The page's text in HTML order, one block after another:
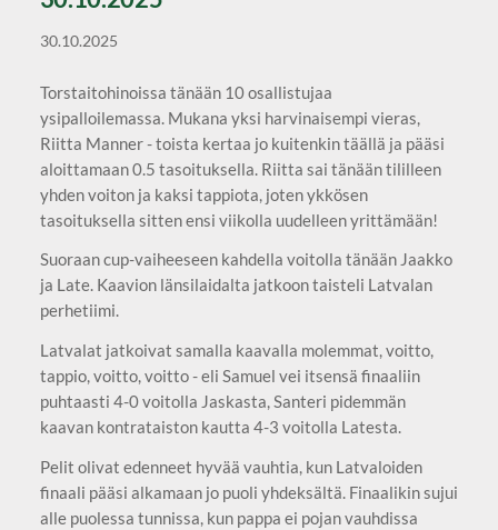
30.10.2025
Torstaitohinoissa tänään 10 osallistujaa
ysipalloilemassa. Mukana yksi harvinaisempi vieras,
Riitta Manner - toista kertaa jo kuitenkin täällä ja pääsi
aloittamaan 0.5 tasoituksella. Riitta sai tänään tililleen
yhden voiton ja kaksi tappiota, joten ykkösen
tasoituksella sitten ensi viikolla uudelleen yrittämään!
Suoraan cup-vaiheeseen kahdella voitolla tänään Jaakko
ja Late. Kaavion länsilaidalta jatkoon taisteli Latvalan
perhetiimi.
Latvalat jatkoivat samalla kaavalla molemmat, voitto,
tappio, voitto, voitto - eli Samuel vei itsensä finaaliin
puhtaasti 4-0 voitolla Jaskasta, Santeri pidemmän
kaavan kontrataiston kautta 4-3 voitolla Latesta.
Pelit olivat edenneet hyvää vauhtia, kun Latvaloiden
finaali pääsi alkamaan jo puoli yhdeksältä. Finaalikin sujui
alle puolessa tunnissa, kun pappa ei pojan vauhdissa